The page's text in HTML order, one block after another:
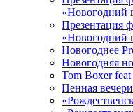
«Новогодний
Презентация
«Новогодний
Новогоднее
Новогодняя
Tom Boxer
Пенная